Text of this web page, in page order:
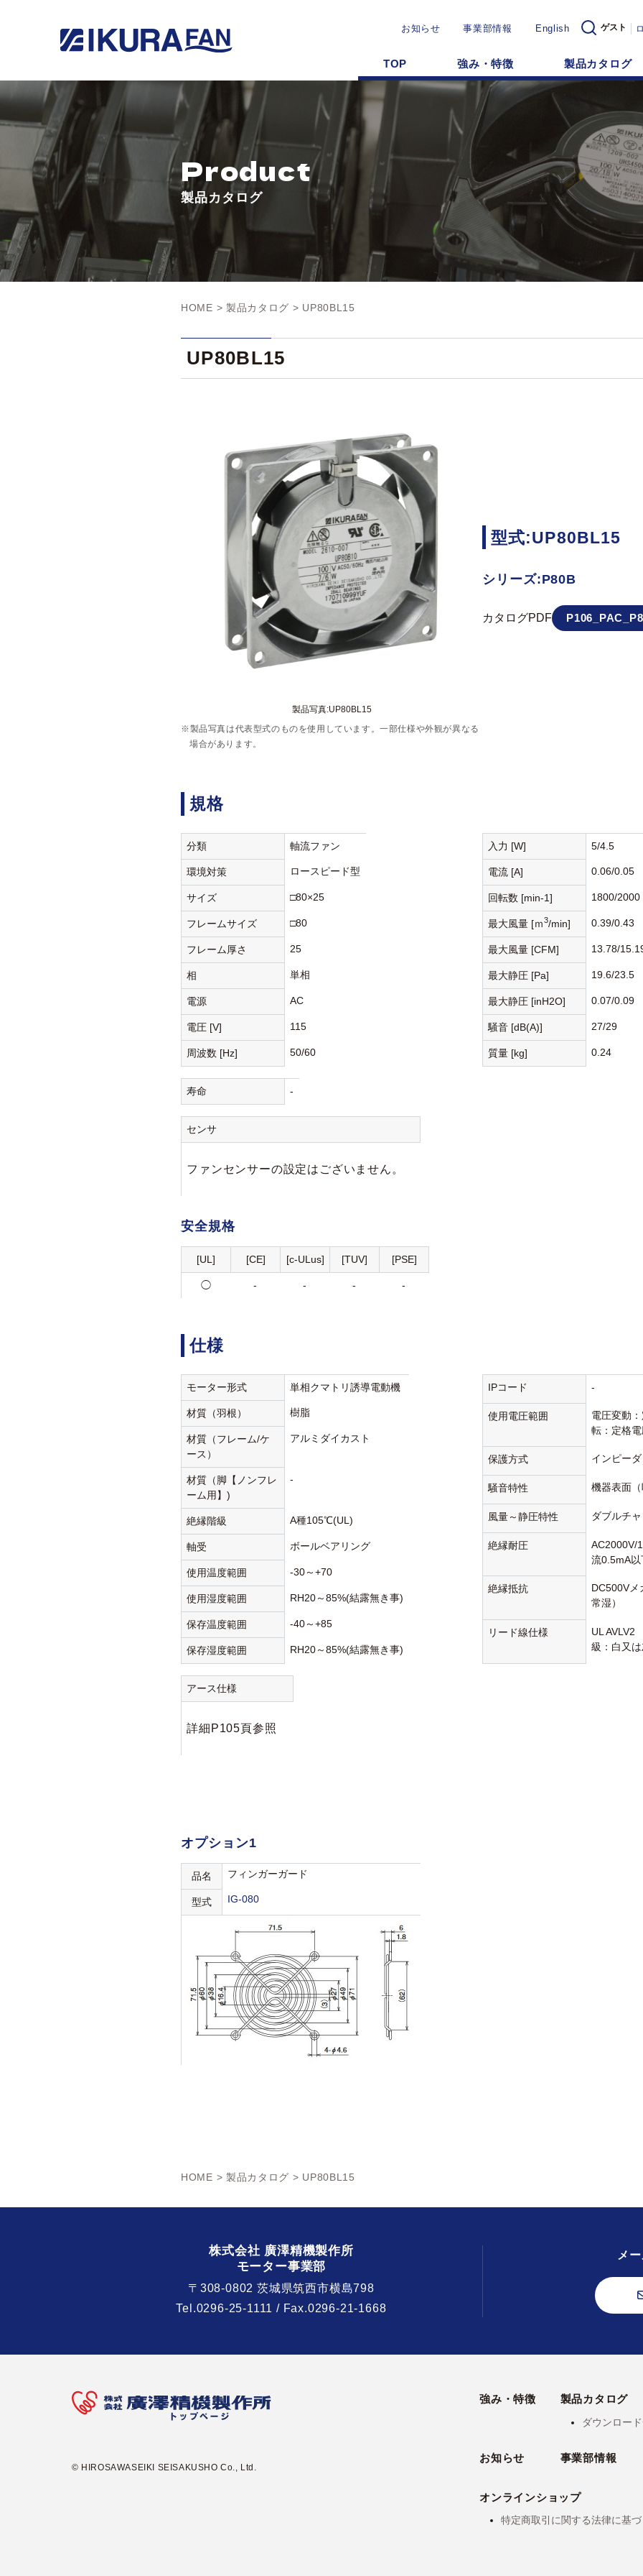
お知らせ 事業部情報 English ゲスト
TOP 強み・特徴 製品カタログ
Product
製品カタログ
HOME > 製品カタログ > UP80BL15
UP80BL15
製品写真:UP80BL15
※製品写真は代表型式のものを使用しています。一部仕様や外観が異なる
場合があります。
型式:UP80BL15
シリーズ:P80B
カタログPDF
規格
分類 軸流ファン
環境対策 ロースピード型
サイズ □80×25
フレームサイズ □80
フレーム厚さ 25
相 単相
電源 AC
電圧 [V] 115
周波数 [Hz] 50/60
入力 [W] 5/4.5
電流 [A] 0.06/0.05
回転数 [min-1] 1800/2000
最大風量 [ｍ3/min] 0.39/0.43
最大風量 [CFM] 13.78/
最大静圧 [Pa] 19.6/23.5
最大静圧 [inH2O] 0.07/0.09
騒音 [dB(A)] 27/29
質量 [kg] 0.24
寿命 -
センサ
ファンセンサーの設定はございません。
安全規格
[UL] [CE] [c-ULus] [TUV] [PSE]
◯ - - - -
仕様
モーター形式 単相クマトリ誘導電動機
材質（羽根） 樹脂
材質（フレーム/ケ
ース）
アルミダイカスト
材質（脚【ノンフレ
ーム用】)
-
絶縁階級 A種105℃(UL)
軸受 ボールベアリング
使用温度範囲 -30～+70
使用湿度範囲 RH20～85%(結露無き事)
保存温度範囲 -40～+85
保存湿度範囲 RH20～85%(結露無き事)
IPコード -
使用電圧範囲
電圧変動
転：定格
保護方式 インピー
騒音特性 機器表面
風量～静圧特性 ダブルチ
絶縁耐圧
AC2000V/
流0.5mA
絶縁抵抗
DC500V
常湿）
リード線仕様
UL
級：白又
アース仕様
詳細P105頁参照
オプション1
品名 フィンガーガード
型式 IG-080
HOME > 製品カタログ > UP80BL15
メ
株式会社 廣澤精機製作所
モーター事業部
〒308-0802 茨城県筑西市横島798
Tel.0296-25-1111 / Fax.0296-21-1668
© HIROSAWASEIKI SEISAKUSHO Co., Ltd.
強み・特徴 製品カタログ
ダウンロー
お知らせ 事業部情報
オンラインショップ
特定商取引に関する法律に基